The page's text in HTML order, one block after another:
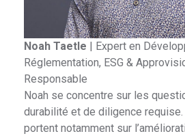
Noah Taetle | Expert en
Réglementation, ESG &
Responsable
Noah se concentre sur les
durabilité et de diligence
portent notamment sur